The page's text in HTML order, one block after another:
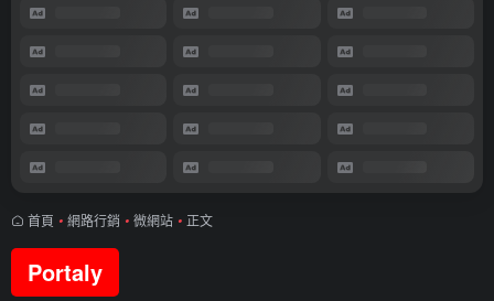
首頁 • 網路行銷 • 微網站 • 正文
Portaly